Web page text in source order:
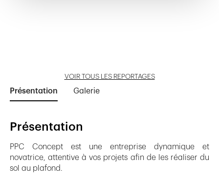
VOIR TOUS LES REPORTAGES
Présentation Galerie
Présentation
PPC Concept est une entreprise dynamique et
novatrice, attentive à vos projets afin de les réaliser du
sol au plafond.